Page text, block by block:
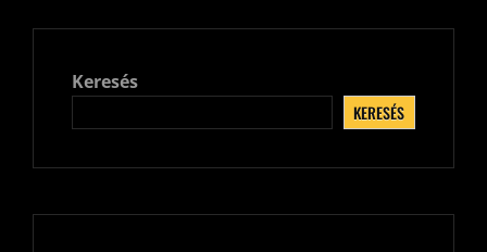
Keresés
KERESÉS